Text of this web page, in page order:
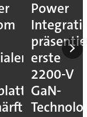
Power
erste
2200-V
GaN-